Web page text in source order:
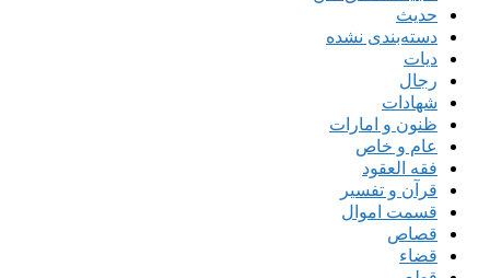
حدیث
دسته‌بندی نشده
دیات
رجال
شهادات
ظنون و امارات
عام و خاص
فقه العقود
قرآن و تفسیر
قسمت اموال
قصاص
قضاء